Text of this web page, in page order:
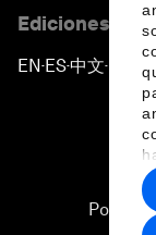
Ediciones en
EN ▪ ES▪中文▪ 日本
Política